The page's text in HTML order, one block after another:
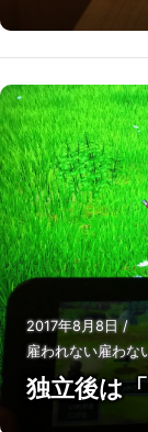
2017年8月8日/
雇われない雇わな
独立後は